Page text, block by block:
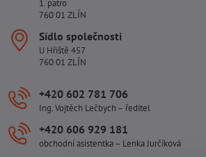
1. patro
760 01 ZLÍN
Sídlo společnosti
U Hřiště 457
760 01 ZLÍN
+420 602 781 706
Ing. Vojtěch Lečbych – ředitel
+420 606 929 181
obchodní asistentka – Lenka Jurčíková